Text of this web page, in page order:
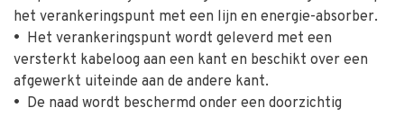
het verankeringspunt met een lijn en energie-absorber.
• Het verankeringspunt wordt geleverd met een
versterkt kabeloog aan een kant en beschikt over een
afgewerkt uiteinde aan de andere kant.
• De naad wordt beschermd onder een doorzichtig